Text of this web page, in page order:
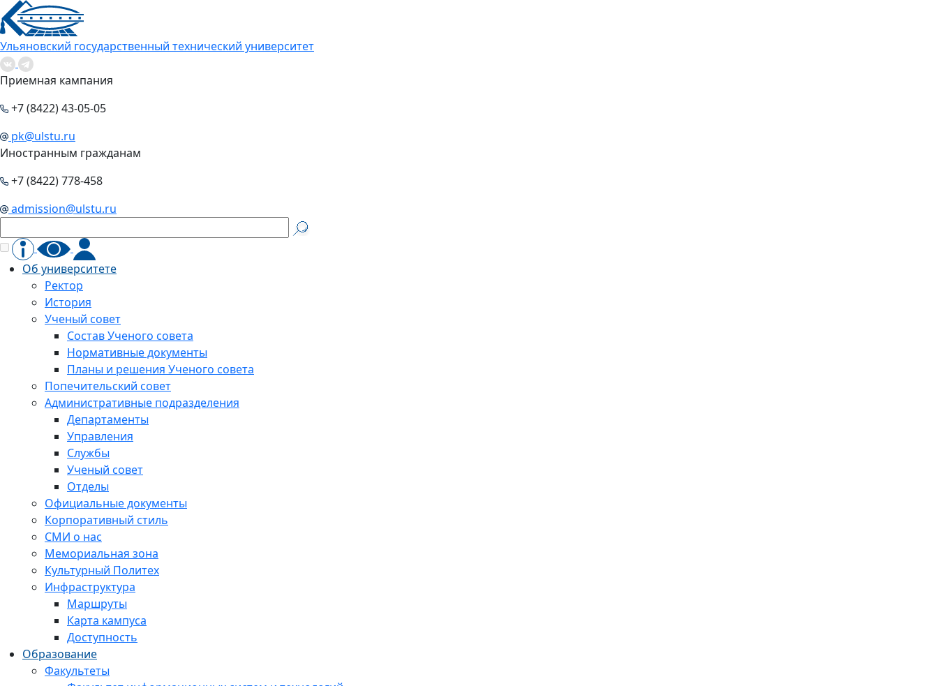
Ульяновский государственный технический университет
Приемная кампания
+7 (8422) 43-05-05
pk@ulstu.ru
Иностранным гражданам
+7 (8422) 778-458
admission@ulstu.ru
Об университете
Ректор
История
Ученый совет
Состав Ученого совета
Нормативные документы
Планы и решения Ученого совета
Попечительский совет
Административные подразделения
Департаменты
Управления
Службы
Ученый совет
Отделы
Официальные документы
Корпоративный стиль
СМИ о нас
Мемориальная зона
Культурный Политех
Инфраструктура
Маршруты
Карта кампуса
Доступность
Образование
Факультеты